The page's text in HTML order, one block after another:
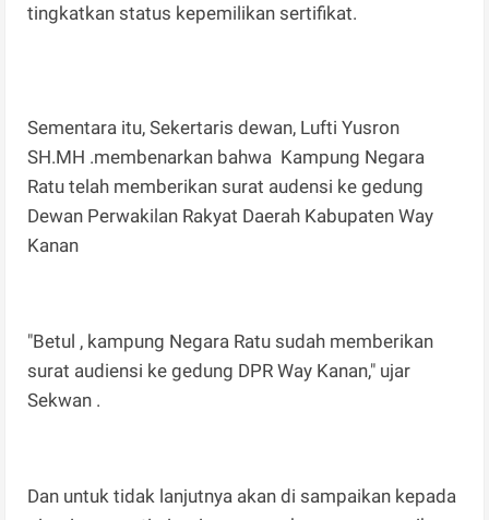
tingkatkan status kepemilikan sertifikat.
Sementara itu, Sekertaris dewan, Lufti Yusron
SH.MH .membenarkan bahwa Kampung Negara
Ratu telah memberikan surat audensi ke gedung
Dewan Perwakilan Rakyat Daerah Kabupaten Way
Kanan
"Betul , kampung Negara Ratu sudah memberikan
surat audiensi ke gedung DPR Way Kanan," ujar
Sekwan .
Dan untuk tidak lanjutnya akan di sampaikan kepada